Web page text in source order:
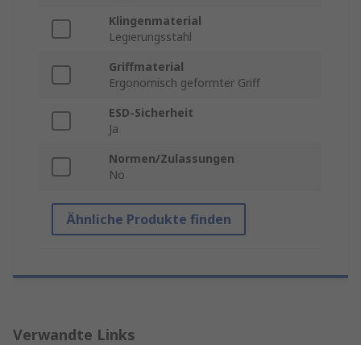
Klingenmaterial
Legierungsstahl
Griffmaterial
Ergonomisch geformter Griff
ESD-Sicherheit
Ja
Normen/Zulassungen
No
Ähnliche Produkte finden
Verwandte Links